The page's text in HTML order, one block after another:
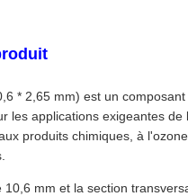
* 2,65 mm) est un
les applications exigeantes
produits chimiques, à
mm et la section